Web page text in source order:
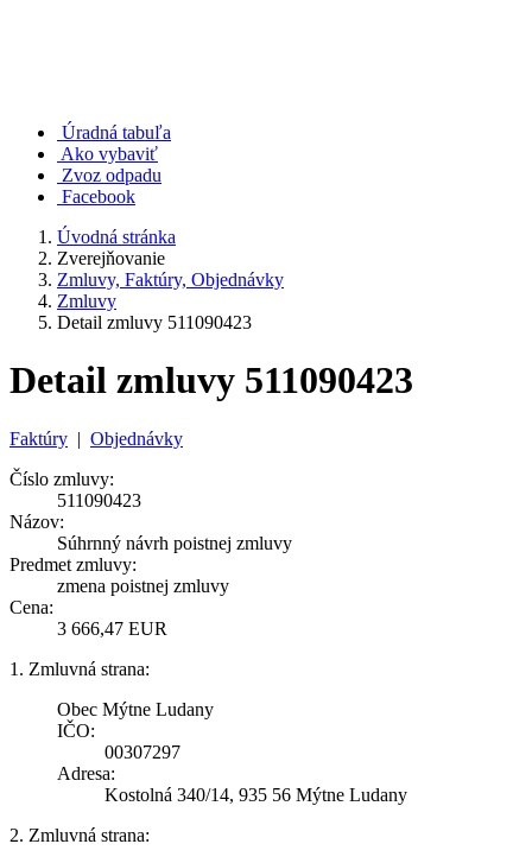
Úradná tabuľa
Ako vybaviť
Zvoz odpadu
Facebook
Úvodná stránka
Zverejňovanie
Zmluvy, Faktúry, Objednávky
Zmluvy
Detail zmluvy 511090423
Detail zmluvy 511090423
Faktúry | Objednávky
Číslo zmluvy:
511090423
Názov:
Súhrnný návrh poistnej zmluvy
Predmet zmluvy:
zmena poistnej zmluvy
Cena:
3 666,47 EUR
1. Zmluvná strana:
Obec Mýtne Ludany
IČO:
00307297
Adresa:
Kostolná 340/14, 935 56 Mýtne Ludany
2. Zmluvná strana: